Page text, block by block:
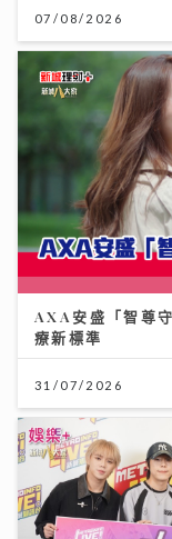
07/08/2026
AXA安盛「智尊
療新標準
31/07/2026